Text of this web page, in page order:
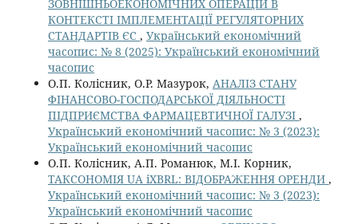
ЗОВНІШНЬОЕКОНОМІЧНИХ ОПЕРАЦІЙ В
КОНТЕКСТІ ІМПЛЕМЕНТАЦІЇ РЕГУЛЯТОРНИХ
СТАНДАРТІВ ЄС , Український економічний
часопис: № 8 (2025): Український економічний
часопис
О.П. Колісник, О.Р. Мазурок, АНАЛІЗ СТАНУ
ФІНАНСОВО-ГОСПОДАРСЬКОЇ ДІЯЛЬНОСТІ
ПІДПРИЄМСТВА ФАРМАЦЕВТИЧНОЇ ГАЛУЗІ ,
Український економічний часопис: № 3 (2023):
Український економічний часопис
О.П. Колісник, А.П. Романюк, М.І. Корник,
ТАКСОНОМІЯ UA iXBRL: ВІДОБРАЖЕННЯ ОРЕНДИ ,
Український економічний часопис: № 3 (2023):
Український економічний часопис